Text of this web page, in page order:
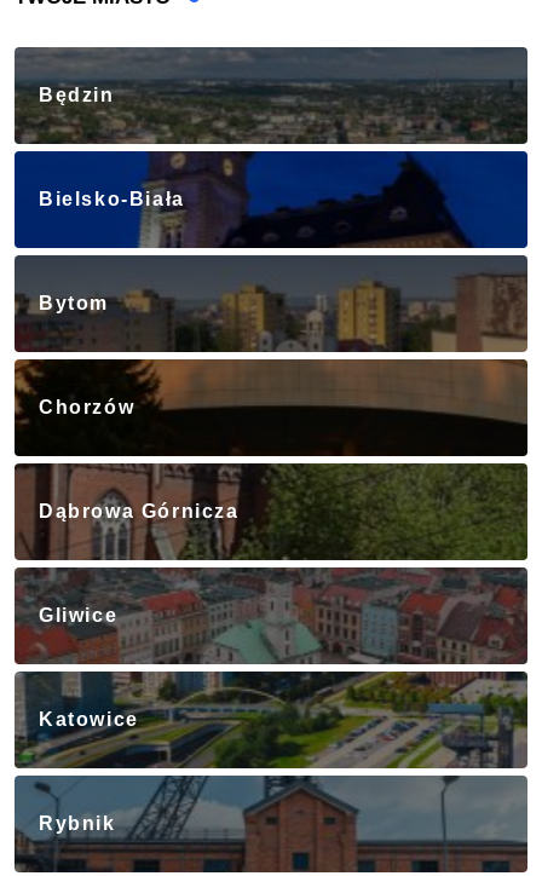
Będzin
Bielsko-Biała
Bytom
Chorzów
Dąbrowa Górnicza
Gliwice
Katowice
Rybnik